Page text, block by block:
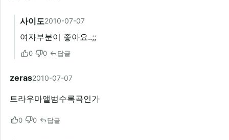
사이도2010-07-07
여자부분이 좋아요..;;
0 0 답글
zeras2010-07-07
트라우마앨범수록곡인가
0 0 답글